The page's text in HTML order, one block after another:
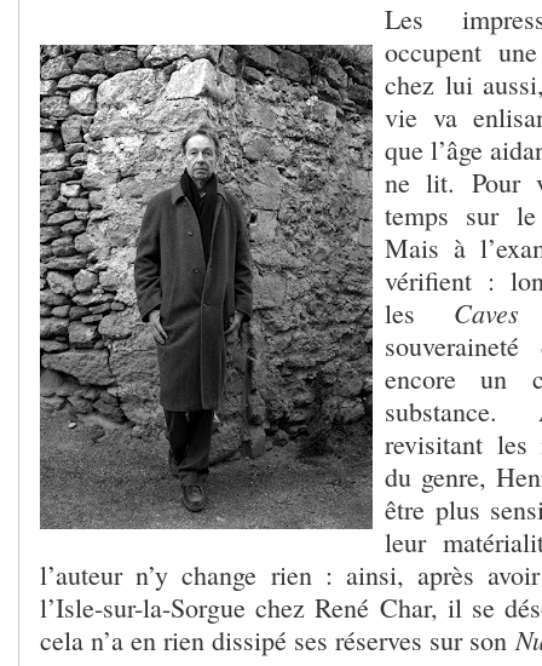
Les
occupent
chez lui
vie va
que l’âge
ne lit. Pour
temps sur
Mais à
vérifient :
les
encore un
revisitant les
du genre,
être plus
leur
l’auteur n’y change rien : ainsi, après
l’Isle-sur-la-Sorgue chez René Char, il se
cela n’a en rien dissipé ses réserves sur son